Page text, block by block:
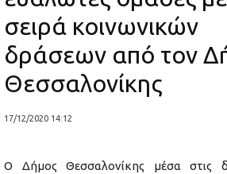
σειρά κοινωνικών
δράσεων από τον
Θεσσαλονίκης
17/12/2020 14:12
Ο Δήμος Θεσσαλονίκης μέσα στις